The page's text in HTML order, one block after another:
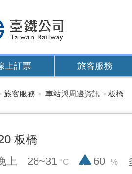
上訂票 旅客服務
旅客服務 車站與周邊資訊 板橋
板橋
上 28~31 降雨
60